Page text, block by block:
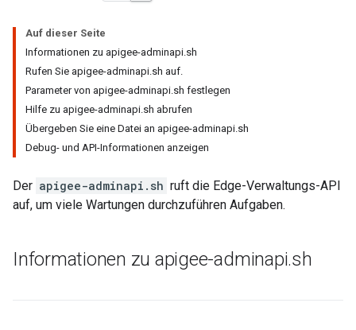
Auf dieser Seite
Informationen zu apigee-adminapi.sh
Rufen Sie apigee-adminapi.sh auf.
Parameter von apigee-adminapi.sh festlegen
Hilfe zu apigee-adminapi.sh abrufen
Übergeben Sie eine Datei an apigee-adminapi.sh
Debug- und API-Informationen anzeigen
Der apigee-adminapi.sh ruft die Edge-Verwaltungs-API
auf, um viele Wartungen durchzuführen Aufgaben.
Informationen zu apigee-adminapi.sh